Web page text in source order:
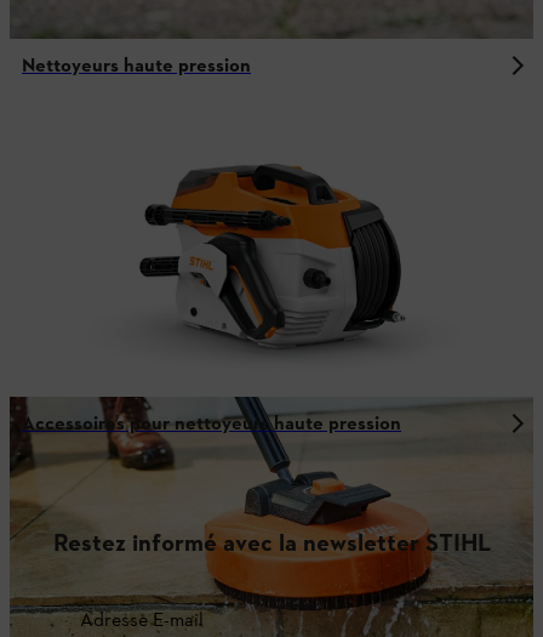
Nettoyeurs haute pression
Accessoires pour nettoyeurs haute pression
Restez informé avec la newsletter STIHL
Adresse E-mail